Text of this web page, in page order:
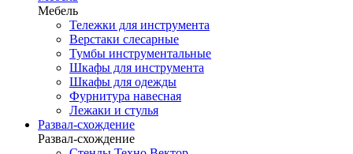
Мебель
Тележки для инструмента
Верстаки слесарные
Тумбы инструментальные
Шкафы для инструмента
Шкафы для одежды
Фурнитура навесная
Лежаки и стулья
Развал-схождение
Развал-схождение